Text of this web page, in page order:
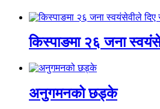
किस्पाङमा २६ जना
अनुगमनको छड्के